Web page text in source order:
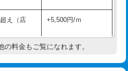
超え）
） 27,500円
え） 38,500円
38,500円
) 3,300円
置) 5,500円
バンド止
5,500円
え（店
+5,500円/ｍ
現地調査
の料金もご覧になれます。